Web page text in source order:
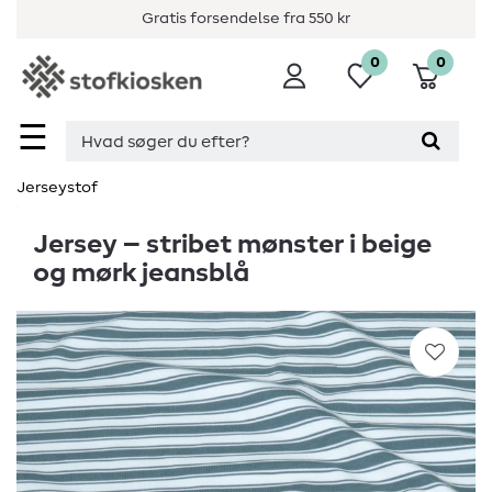
Gratis forsendelse fra 550 kr
☰
0 0
Jerseystof
Jersey – stribet mønster i beige
og mørk jeansblå